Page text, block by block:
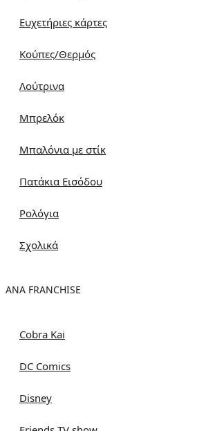
Ευχετήριες κάρτες
Κούπες/Θερμός
Λούτρινα
Μπρελόκ
Μπαλόνια με στίκ
Πατάκια Εισόδου
Ρολόγια
Σχολικά
ΑΝΑ FRANCHISE
Cobra Kai
DC Comics
Disney